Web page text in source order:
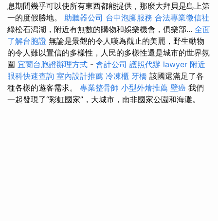
息期間幾乎可以使所有東西都能提供，那麼大拜貝是島上第
一的度假勝地。 助聽器公司 台中泡腳服務 合法專業徵信社
綠松石潟湖，附近有無數的購物和娛樂機會，俱樂部... 全面
了解台胞證 無論是景觀的令人嘆為觀止的美麗，野生動物
的令人難以置信的多樣性，人民的多樣性還是城市的世界氛
圍 宜蘭台胞證辦理方式 - 會計公司 護照代辦 lawyer 附近
眼科快速查詢 室內設計推薦 冷凍櫃 牙橋 該國還滿足了各
種各樣的遊客需求。 專業整骨師 小型外燴推薦 壁癌 我們
一起發現了“彩虹國家”，大城市，南非國家公園和海灘。